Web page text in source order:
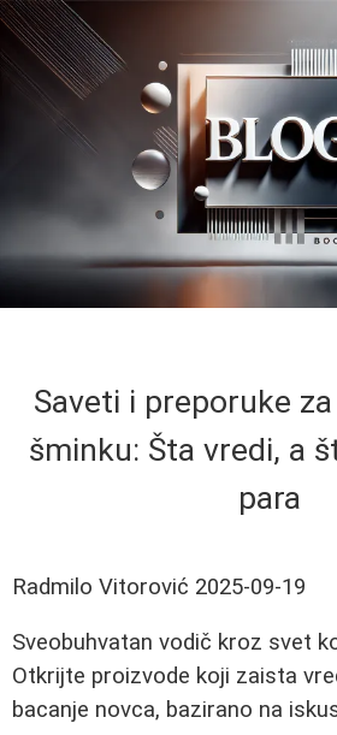
Saveti i preporuke
šminku: Šta vredi, a
para
Radmilo Vitorović 2025-09-19
Sveobuhvatan vodič kroz svet
Otkrijte proizvode koji zaista
bacanje novca, bazirano na